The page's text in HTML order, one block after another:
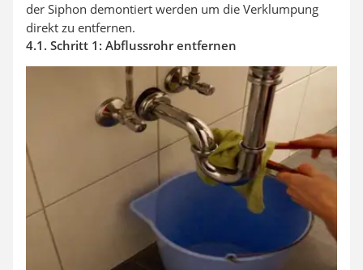
der Siphon demontiert werden um die Verklumpung
direkt zu entfernen.
4.1. Schritt 1: Abflussrohr entfernen